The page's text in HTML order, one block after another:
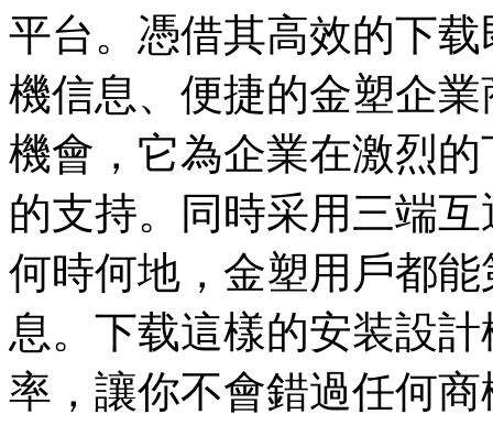
平台。憑借其高效的下
機信息、便捷的金塑企
機會，它為企業在激烈
的支持。同時采用三端
何時何地，金塑用戶都
息。下载這樣的安装設
率，讓你不會錯過任何